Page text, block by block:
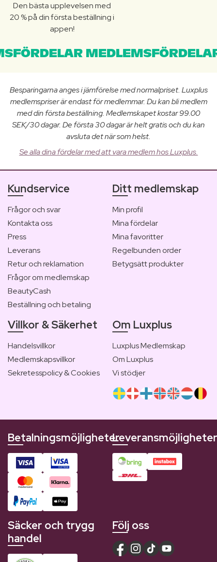
Den bästa upplevelsen med
20 % på din första beställning i
appen!
Besparingarna anges i jämförelse med normalpriset. Luxplus
medlemspriser är endast för medlemmar. Du kan bli medlem
med din första beställning. Medlemskapet kostar 99.00
SEK/30 dagar. De första 30 dagar är helt gratis och du kan
avsluta det när som helst.
Se alla dina fördelar med att vara medlem hos Luxplus.
Kundservice
Frågor och svar
Kontakta oss
Press
Leverans
Retur och reklamation
Frågor om medlemskap
BeautyCash
Beställning och betaling
Ditt medlemskap
Min profil
Mina fördelar
Mina favoritter
Regelbunden order
Betygsätt produkter
Villkor & Säkerhet
Handelsvillkor
Medlemskapsvillkor
Sekretesspolicy & Cookies
Om Luxplus
Luxplus Medlemskap
Om Luxplus
Vi stödjer
BetalningsmöjligheterLeveransmöjligheter
Säcker och trygg
handel
Följ oss